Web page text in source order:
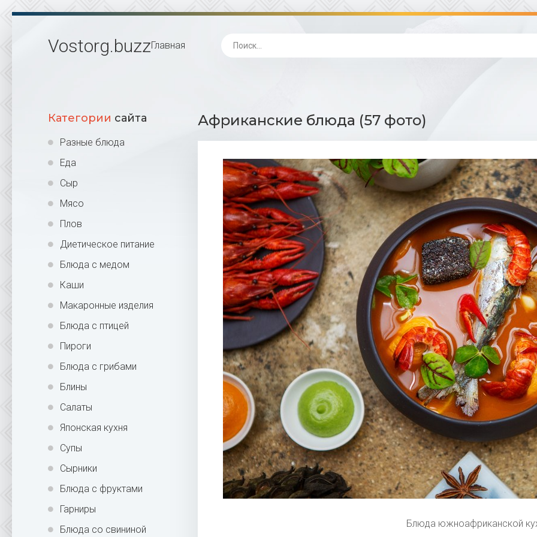
Vostorg.buzzГлавная
Категории сайта
Разные блюда
Еда
Сыр
Мясо
Плов
Диетическое питание
Блюда с медом
Каши
Макаронные изделия
Блюда с птицей
Пироги
Блюда с грибами
Блины
Салаты
Японская кухня
Супы
Сырники
Блюда с фруктами
Гарниры
Блюда со свининой
Африканские блюда (57 фото)
Блюда южноафриканской